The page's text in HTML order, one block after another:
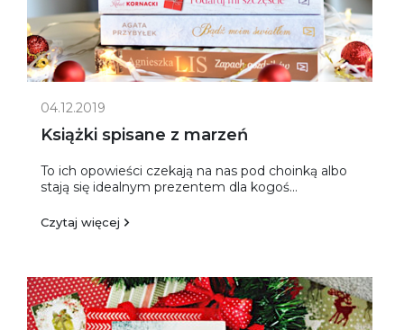
04.12.2019
Książki spisane z marzeń
To ich opowieści czekają na nas pod choinką albo
stają się idealnym prezentem dla kogoś...
Czytaj więcej